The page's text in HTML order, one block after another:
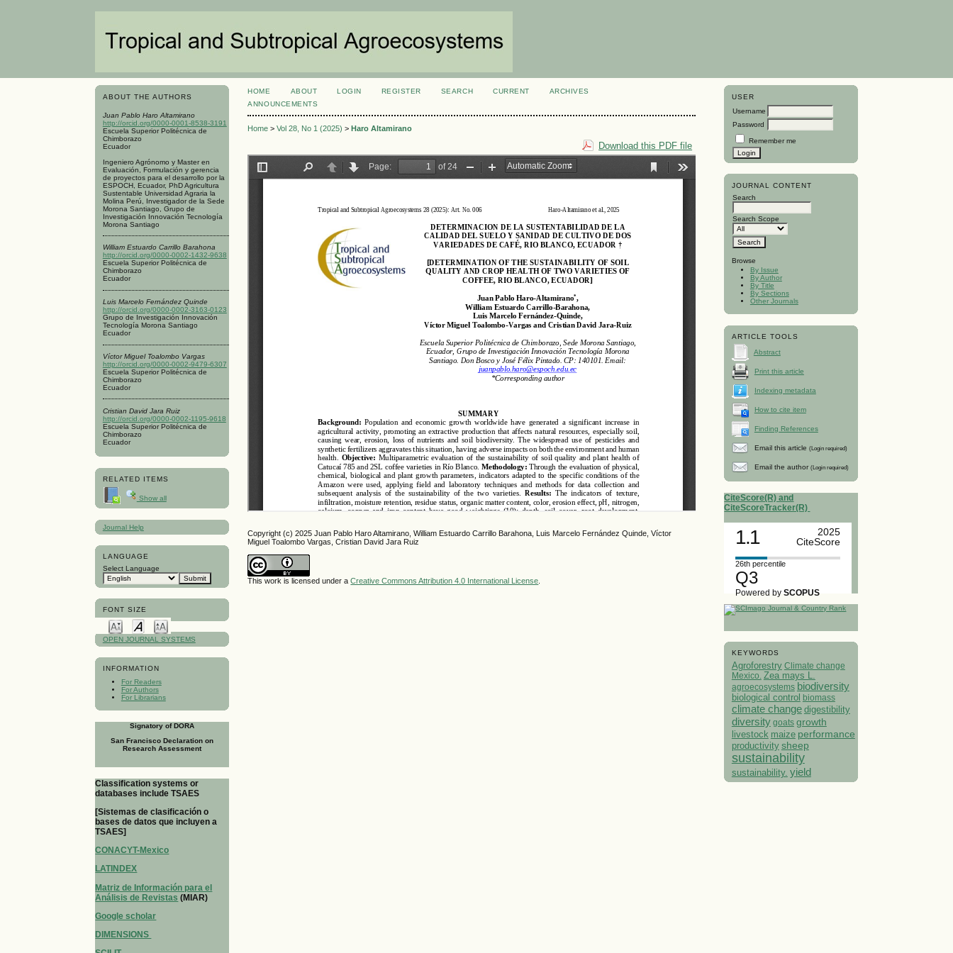
ABOUT THE AUTHORS
Juan Pablo Haro Altamirano
http://orcid.org/0000-0001-8538-3191
Escuela Superior Politécnica de
Chimborazo
Ecuador
Ingeniero Agrónomo y Master en
Evaluación, Formulación y gerencia
de proyectos para el desarrollo por la
ESPOCH, Ecuador, PhD Agricultura
Sustentable Universidad Agraria la
Molina Perú, Investigador de la Sede
Morona Santiago, Grupo de
Investigación Innovación Tecnología
Morona Santiago
William Estuardo Carrillo Barahona
http://orcid.org/0000-0002-1432-9638
Escuela Superior Politécnica de
Chimborazo
Ecuador
Luis Marcelo Fernández Quinde
http://orcid.org/0000-0002-3163-0123
Grupo de Investigación Innovación
Tecnología Morona Santiago
Ecuador
Víctor Miguel Toalombo Vargas
http://orcid.org/0000-0002-9479-6307
Escuela Superior Politécnica de
Chimborazo
Ecuador
Cristian David Jara Ruiz
http://orcid.org/0000-0002-1195-9618
Escuela Superior Politécnica de
Chimborazo
Ecuador
RELATED ITEMS
Show all
Journal Help
LANGUAGE
Select Language
FONT SIZE
OPEN JOURNAL SYSTEMS
INFORMATION
For Readers
For Authors
For Librarians
Signatory of DORA
San Francisco Declaration on
Research Assessment
Classification systems or
databases include TSAES
[Sistemas de clasificación o
bases de datos que incluyen a
TSAES]
CONACYT-Mexico
LATINDEX
Matriz de Información para el
Análisis de Revistas (MIAR)
Google scholar
DIMENSIONS
USER
Username
Password
Remember me
JOURNAL CONTENT
Search
Search Scope
Browse
By Issue
By Author
By Title
By Sections
Other Journals
ARTICLE TOOLS
Abstract
Print this article
Indexing metadata
How to cite item
Finding References
Email this article (Login required)
Email the author (Login required)
CiteScore(R) and
CiteScoreTracker(R)
1.1
2025
CiteScore
26th percentile
Q3
Powered bySCOPUS
KEYWORDS
Agroforestry Climate change
Mexico. Zea mays L.
agroecosystems biodiversity
biological control biomass
climate change digestibility
diversity goats growth
livestock maize performance
productivity sheep
sustainability
sustainability. yield
HOME ABOUT LOGIN REGISTER SEARCH CURRENT
ARCHIVES
ANNOUNCEMENTS
Home >Vol 28, No 1 (2025) >Haro Altamirano
Download this PDF file
Copyright (c) 2025 Juan Pablo Haro Altamirano, William Estuardo Carrillo Barahona, Luis Marcelo Fernández Quinde, Víctor
Miguel Toalombo Vargas, Cristian David Jara Ruiz
This work is licensed under aCreative Commons Attribution 4.0 International License